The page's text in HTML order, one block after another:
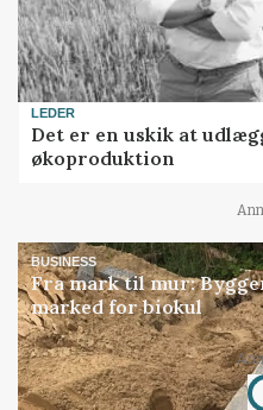
LEDER
Det er en uskik at
økoproduktion
BUSINESS
Fra mark til mur:
marked for biokul